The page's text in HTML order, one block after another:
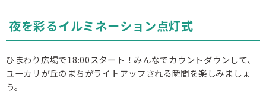
夜を彩るイルミネーション点灯式
ひまわり広場で18:00スタート！みんなでカウントダウンして、
ユーカリが丘のまちがライトアップされる瞬間を楽しみましょ
う。